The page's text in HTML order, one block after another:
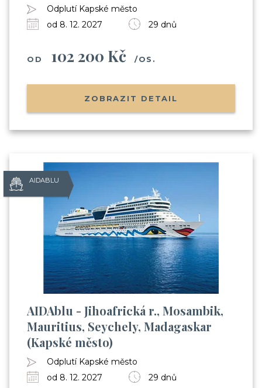
Odplutí Kapské město
od 8. 12. 2027
29 dnů
OD 102 200 Kč /OS.
ZOBRAZIT DETAIL
AIDABLU
AIDAblu - Jihoafrická r., Mosambik,
Mauritius, Seychely, Madagaskar
(Kapské město)
Odplutí Kapské město
od 8. 12. 2027
29 dnů